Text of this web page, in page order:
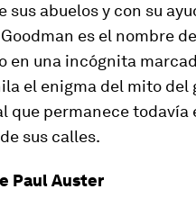
sus abuelos y con su
es el nombre
en una incógnita
el enigma del mito
que permanece
sus calles.
Paul Auster